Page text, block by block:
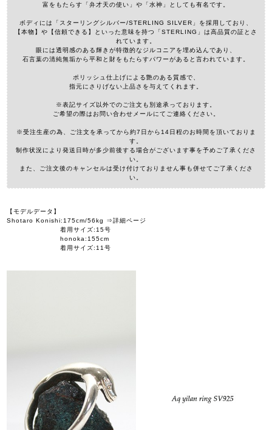
富をもたらす「弁才天の使い」や「水神」としても有名です。
ボディには「スターリングシルバー/STERLING SILVER」を採用しており、
【本物】や【信頼できる】といった意味を持つ「STERLING」は高品質の証とさ
れています。
眼には透明感のある輝きが特徴的なジルコニアを埋め込んであり、
石言葉の清純無垢から平和と財をもたらすパワーがあると言われています。
ポリッシュ仕上げによる艶のある質感で、
指元にさりげない上品さを与えてくれます。
※表記サイズ以外でのご注文も別途承っております。
ご希望の際はお問い合わせメールにてご連絡ください。
※受注生産の為、ご注文を承ってから約7日から14日程のお時間を頂いておりま
す。
制作状況により発送日時が多少前後する場合がございます事を予めご了承くださ
い。
また、ご注文後のキャンセルは受け付けておりません事も併せてご了承くださ
い。
【モデルデータ】
Shotaro Konishi:175cm/56kg ⇒詳細ページ
着用サイズ:15号
honoka:155cm
着用サイズ:11号